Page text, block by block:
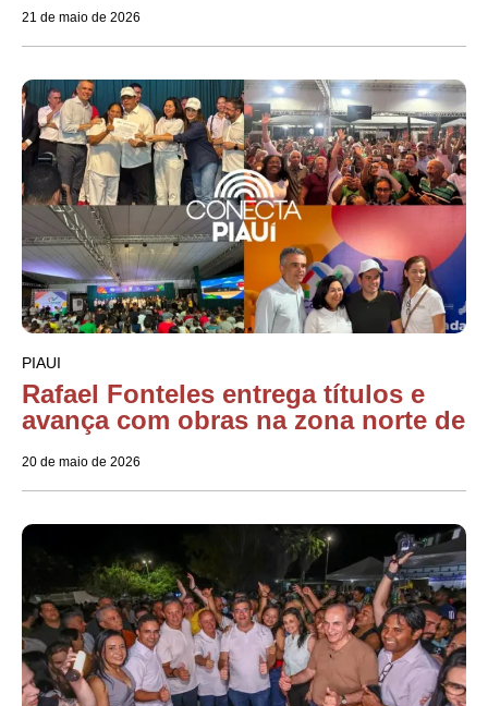
21 de maio de 2026
PIAUI
Rafael Fonteles entrega títulos e
avança com obras na zona norte de
20 de maio de 2026